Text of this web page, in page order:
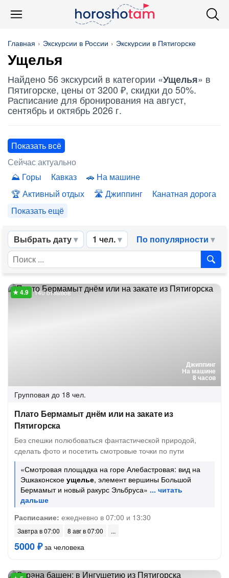
Главная Экскурсии в России Экскурсии в Пятигорске
Ущелья
Найдено 56 экскурсий в категории «Ущелья» в
Пятигорске, цены от 3200 ₽, скидки до 50%.
Расписание для бронирования на август,
сентябрь и октябрь 2026 г.
Показать всё
Сейчас актуально
Горы
Кавказ
На машине
Активный отдых
Джиппинг
Канатная дорога
Показать ещё
Выбрать дату 1 чел. По популярности
Джиппинг
На машине
8 часов
140 отзывов
Групповая до 18 чел.
Плато Бермамыт днём или на закате из
Пятигорска
Без спешки полюбоваться фантастической природой,
сделать фото и посетить смотровые точки по пути
«Смотровая площадка на горе Алебастровая: вид на
Эшкаконское ущелье, элемент вершины Большой
Бермамыт и новый ракурс Эльбруса»
Расписание: ежедневно в 07:00 и 13:30
Завтра в 07:00 8 авг в 07:00
5000 ₽за человека